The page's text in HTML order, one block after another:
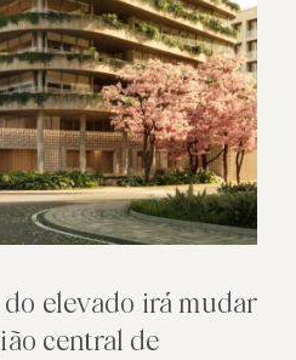
do elevado irá mudar
central de